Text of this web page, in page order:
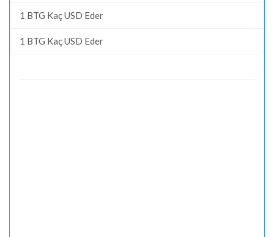
1 BTG Kaç USD Eder
1 BTG Kaç USD Eder